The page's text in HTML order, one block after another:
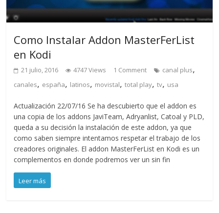
Como Instalar Addon MasterFerList
en Kodi
21 julio, 2016 4747 Views 1 Comment canal plus,
canales, españa, latinos, movistal,total play,tv, usa
Actualización 22/07/16 Se ha descubierto que el addon es
una copia de los addons JaviTeam, Adryanlist, Catoal y PLD,
queda a su decisión la instalación de este addon, ya que
como saben siempre intentamos respetar el trabajo de los
creadores originales. El addon MasterFerList en Kodi es un
complementos en donde podremos ver un sin fin
Leer más